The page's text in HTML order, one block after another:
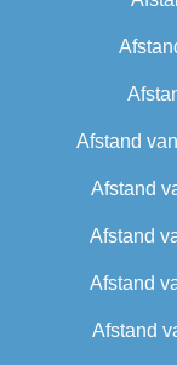
Afstand van
Afstand
Afstand
Afstand
Afstand